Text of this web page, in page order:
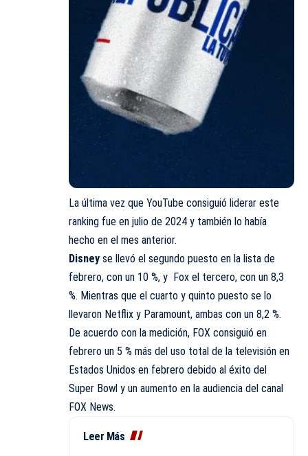
La última vez que YouTube consiguió liderar este
ranking fue en julio de 2024 y también lo había
hecho en el mes anterior.
Disney se llevó el segundo puesto en la lista de
febrero, con un 10 %, y Fox el tercero, con un 8,3
%. Mientras que el cuarto y quinto puesto se lo
llevaron Netflix y Paramount, ambas con un 8,2 %.
De acuerdo con la medición, FOX consiguió en
febrero un 5 % más del uso total de la televisión en
Estados Unidos en febrero debido al éxito del
Super Bowl y un aumento en la audiencia del canal
FOX News.
Leer Más